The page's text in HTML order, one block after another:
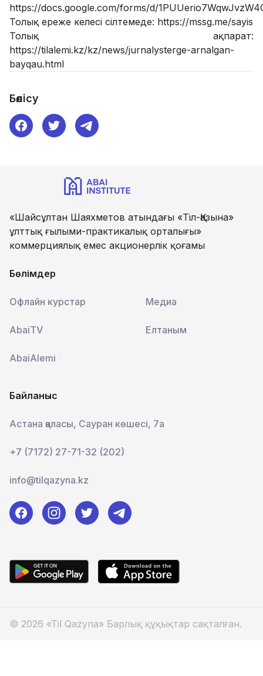
https://docs.google.com/forms/d/
Толық ереже келесі сілтемеде: https://mssg.me/sayis
Толық ақпарат:
https://tilalemi.kz/kz/news/jurnalysterge-arnalgan-
bayqau.html
Бөлісу
«Шайсұлтан Шаяхметов атындағы «Тіл-Қазына»
ұлттық ғылыми-практикалық орталығы»
коммерциялық емес акционерлік қоғамы
Бөлімдер
Офлайн курстар Медиа
AbaiTV Елтаным
AbaiAlemi
Байланыс
Астана қаласы, Сауран көшесі, 7а
+7 (7172) 27-71-32 (202)
info@tilqazyna.kz
© 2026 «Til Qazyna» Барлық құқықтар сақталған.